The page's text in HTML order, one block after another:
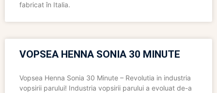
fabricat în Italia.
VOPSEA HENNA SONIA 30 MINUTE
Vopsea Henna Sonia 30 Minute – Revolutia in industria
vopsirii parului! Industria vopsirii parului a evoluat de-a